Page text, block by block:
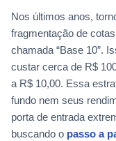
Nos últimos anos,
fragmentação de
chamada “Base 10”.
custar cerca de R$
a R$ 10,00. Essa
fundo nem seus
porta de entrada
buscando o passo a